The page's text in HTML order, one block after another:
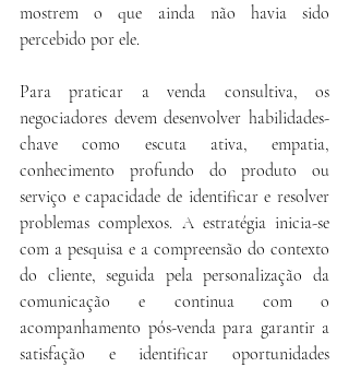
mostrem o que ainda não havia sido
percebido por ele.
Para praticar a venda consultiva, os
negociadores devem desenvolver habilidades-
chave como escuta ativa, empatia,
conhecimento profundo do produto ou
serviço e capacidade de identificar e resolver
problemas complexos. A estratégia inicia-se
com a pesquisa e a compreensão do contexto
do cliente, seguida pela personalização da
comunicação e continua com o
acompanhamento pós-venda para garantir a
satisfação e identificar oportunidades